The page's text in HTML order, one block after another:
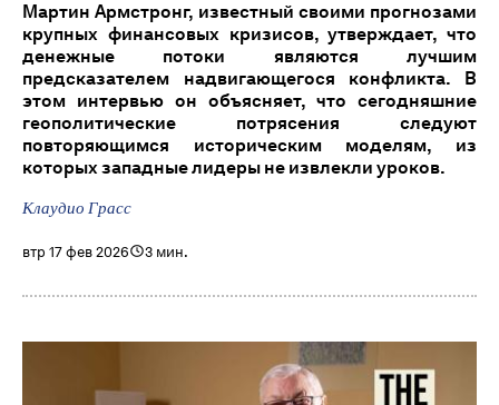
Мартин Армстронг, известный своими прогнозами
крупных финансовых кризисов, утверждает, что
денежные потоки являются лучшим
предсказателем надвигающегося конфликта. В
этом интервью он объясняет, что сегодняшние
геополитические потрясения следуют
повторяющимся историческим моделям, из
которых западные лидеры не извлекли уроков.
Клаудио Грасс
втр 17 фев 2026 3 мин.